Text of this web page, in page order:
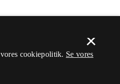
×
cookiepolitik. Se vores